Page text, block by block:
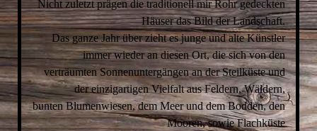
Nicht zuletzt prägen die traditionell mir Rohr gedeckten
Häuser das Bild der Landschaft.
Das ganze Jahr über zieht es junge und alte Künstler
immer wieder an diesen Ort, die sich von den
verträumten Sonnenuntergängen an der Steilküste und
der einzigartigen Vielfalt aus Feldern, Wäldern,
bunten Blumenwiesen, dem Meer und dem Bodden, den
Mooren, sowie Flachküste